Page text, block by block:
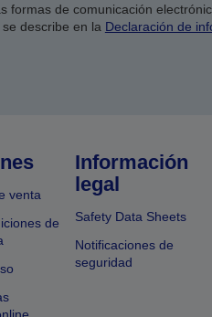
de comunicación
describe en la Declaración de
venta
de
Información
legal
Safety Data Sheets
Notificaciones de
seguridad